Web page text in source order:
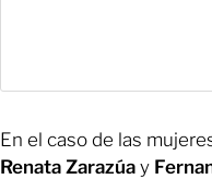
En el caso de las
Renata Zarazúa y